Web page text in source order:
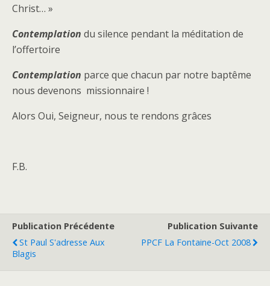
Christ… »
Contemplation du silence pendant la méditation de
l’offertoire
Contemplation parce que chacun par notre baptême
nous devenons missionnaire !
Alors Oui, Seigneur, nous te rendons grâces
F.B.
Publication Précédente
St Paul S'adresse Aux
Blagis
Publication Suivante
PPCF La Fontaine-Oct 2008